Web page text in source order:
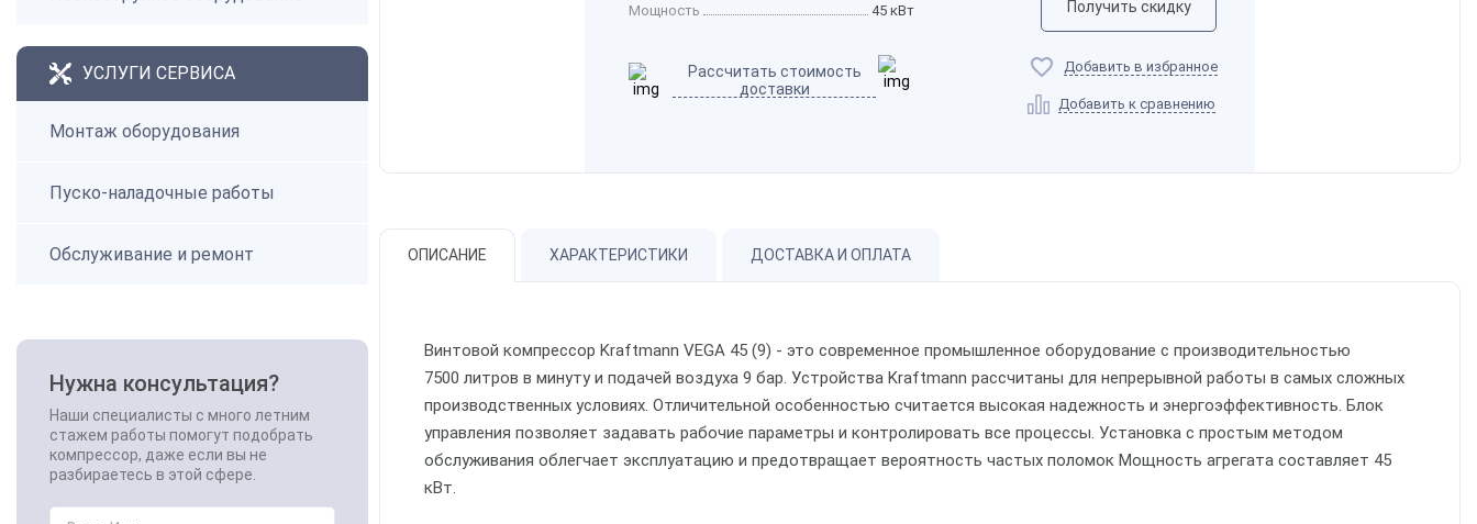
УСЛУГИ СЕРВИСА
Монтаж оборудования
Пуско-наладочные работы
Обслуживание и ремонт
Нужна консультация?
Наши специалисты с много летним
стажем работы помогут подобрать
компрессор, даже если вы не
разбираетесь в этой сфере.
Мощность 45 кВт
Рассчитать стоимость
доставки
Получить скидку
Добавить в избранное
Добавить к сравнению
ОПИСАНИЕ ХАРАКТЕРИСТИКИ ДОСТАВКА И ОПЛАТА
Винтовой компрессор Kraftmann VEGA 45 (9) - это современное промышленное оборудование с производительностью
7500 литров в минуту и подачей воздуха 9 бар. Устройства Kraftmann рассчитаны для непрерывной работы в самых сложных
производственных условиях. Отличительной особенностью считается высокая надежность и энергоэффективность. Блок
управления позволяет задавать рабочие параметры и контролировать все процессы. Установка с простым методом
обслуживания облегчает эксплуатацию и предотвращает вероятность частых поломок Мощность агрегата составляет 45
кВт.